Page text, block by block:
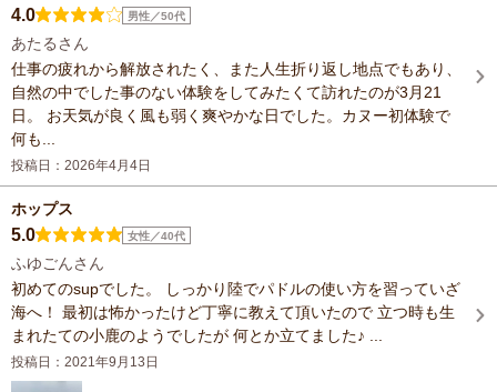
4.0 男性／50代
あたるさん
仕事の疲れから解放されたく、また人生折り返し地点でもあり、
自然の中でした事のない体験をしてみたくて訪れたのが3月21
日。 お天気が良く風も弱く爽やかな日でした。カヌー初体験で
何も...
投稿日：2026年4月4日
ホップス
5.0 女性／40代
ふゆごんさん
初めてのsupでした。 しっかり陸でパドルの使い方を習っていざ
海へ！ 最初は怖かったけど丁寧に教えて頂いたので 立つ時も生
まれたての小鹿のようでしたが 何とか立てました♪ ...
投稿日：2021年9月13日